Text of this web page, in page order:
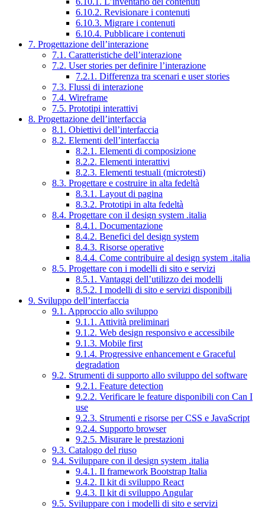
6.10.2. Revisionare i contenuti
6.10.3. Migrare i contenuti
6.10.4. Pubblicare i contenuti
7. Progettazione dell’interazione
7.1. Caratteristiche dell’interazione
7.2. User stories per definire l’interazione
7.2.1. Differenza tra scenari e user stories
7.3. Flussi di interazione
7.4. Wireframe
7.5. Prototipi interattivi
8. Progettazione dell’interfaccia
8.1. Obiettivi dell’interfaccia
8.2. Elementi dell’interfaccia
8.2.1. Elementi di composizione
8.2.2. Elementi interattivi
8.2.3. Elementi testuali (microtesti)
8.3. Progettare e costruire in alta fedeltà
8.3.1. Layout di pagina
8.3.2. Prototipi in alta fedeltà
8.4. Progettare con il design system .italia
8.4.1. Documentazione
8.4.2. Benefici del design system
8.4.3. Risorse operative
8.4.4. Come contribuire al design system .italia
8.5. Progettare con i modelli di sito e servizi
8.5.1. Vantaggi dell’utilizzo dei modelli
8.5.2. I modelli di sito e servizi disponibili
9. Sviluppo dell’interfaccia
9.1. Approccio allo sviluppo
9.1.1. Attività preliminari
9.1.2. Web design responsivo e accessibile
9.1.3. Mobile first
9.1.4. Progressive enhancement e Graceful
degradation
9.2. Strumenti di supporto allo sviluppo del software
9.2.1. Feature detection
9.2.2. Verificare le feature disponibili con Can I
use
9.2.3. Strumenti e risorse per CSS e JavaScript
9.2.4. Supporto browser
9.2.5. Misurare le prestazioni
9.3. Catalogo del riuso
9.4. Sviluppare con il design system .italia
9.4.1. Il framework Bootstrap Italia
9.4.2. Il kit di sviluppo React
9.4.3. Il kit di sviluppo Angular
9.5. Sviluppare con i modelli di sito e servizi